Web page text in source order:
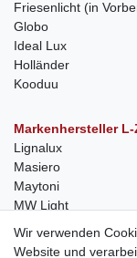
Friesenlicht (in
Globo
Ideal Lux
Holländer
Kooduu
Markenhersteller L-
Lignalux
Masiero
Maytoni
MW Light
Peka-Ideen
RegenBogen
Wir verwenden
Website und